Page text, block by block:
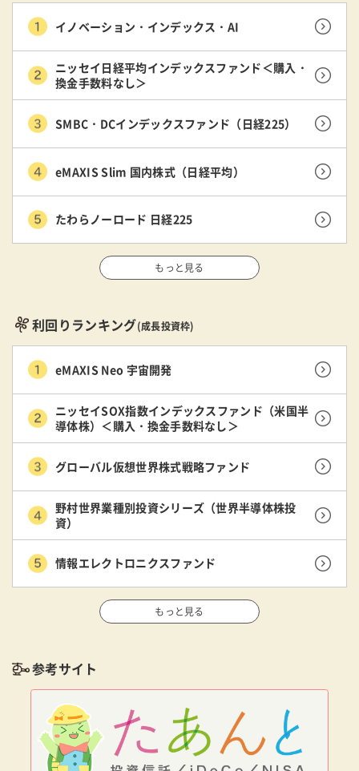
イノベーション・インデックス・AI
ニッセイ日経平均インデックスファンド＜購入・
換金手数料なし＞
SMBC・DCインデックスファンド（日経225）
eMAXIS Slim 国内株式（日経平均）
たわらノーロード 日経225
もっと見る
利回りランキング(成長投資枠)
eMAXIS Neo 宇宙開発
ニッセイSOX指数インデックスファンド（米国半
導体株）＜購入・換金手数料なし＞
グローバル仮想世界株式戦略ファンド
野村世界業種別投資シリーズ（世界半導体株投
資）
情報エレクトロニクスファンド
もっと見る
参考サイト